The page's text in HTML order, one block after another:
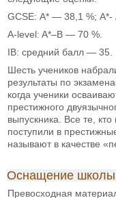
GCSE: А* — 38,1 %;
A-level: A*–B — 70 %.
IB: средний балл — 35.
Шесть учеников
результаты по
когда ученики
престижного
выпускника. Все те,
поступили в
называют в качестве
Оснащение школы
Превосходная